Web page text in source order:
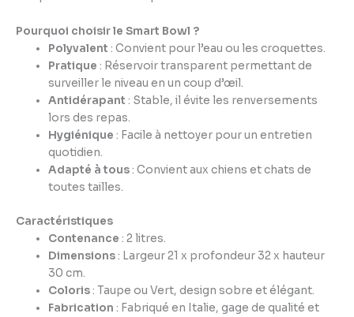
Pourquoi choisir le Smart Bowl ?
Polyvalent : Convient pour l’eau ou les croquettes.
Pratique : Réservoir transparent permettant de
surveiller le niveau en un coup d’œil.
Antidérapant : Stable, il évite les renversements
lors des repas.
Hygiénique : Facile à nettoyer pour un entretien
quotidien.
Adapté à tous: Convient aux chiens et chats de
toutes tailles.
Caractéristiques
Contenance : 2 litres.
Dimensions: Largeur 21 x profondeur 32 x hauteur
30 cm.
Coloris: Taupe ou Vert, design sobre et élégant.
Fabrication : Fabriqué en Italie, gage de qualité et